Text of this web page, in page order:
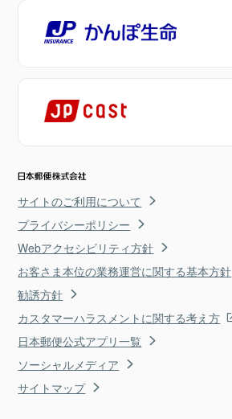
サイトのご利用について
プライバシーポリシー
Webアクセシビリティ方針
お客さま本位の業務運営に関する基本方針
勧誘方針
カスタマーハラスメントに関する考え方
日本郵便公式アプリ一覧
ソーシャルメディア
サイトマップ